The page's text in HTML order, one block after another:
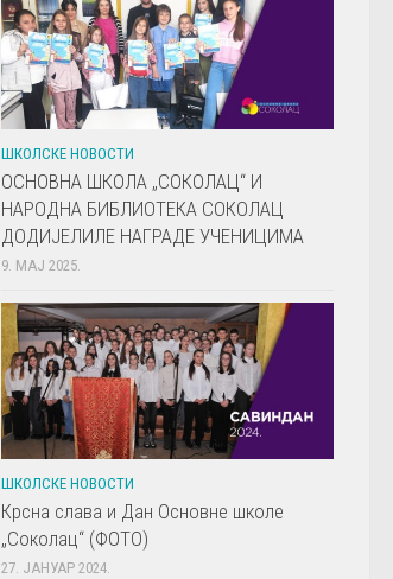
ШКОЛСКЕ НОВОСТИ
ОСНОВНА ШКОЛА „СОКОЛАЦ“ И
НАРОДНА БИБЛИОТЕКА СОКОЛАЦ
ДОДИЈЕЛИЛЕ НАГРАДЕ УЧЕНИЦИМА
9. МАЈ 2025.
ШКОЛСКЕ НОВОСТИ
Крсна слава и Дан Основне школе
„Соколац“ (ФОТО)
27. ЈАНУАР 2024.